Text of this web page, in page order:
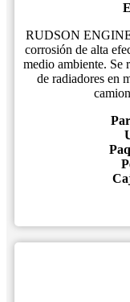
RUDSON
corrosión de alta
medio ambiente. Se
de radiadores en